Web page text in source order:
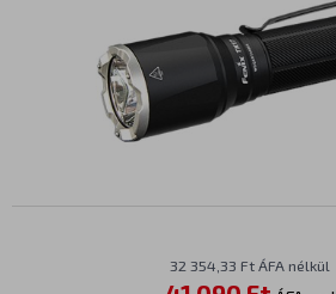
32 354,33 Ft ÁFA nélkül